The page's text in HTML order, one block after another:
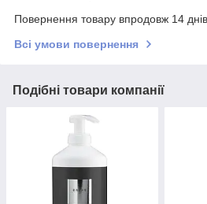
Повернення товару впродовж 14
Всі умови повернення
Подібні товари компанії